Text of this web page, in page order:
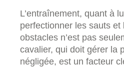
L’entraînement, quant à
perfectionner les sauts et
obstacles n’est pas
cavalier, qui doit gérer la
négligée, est un facteur